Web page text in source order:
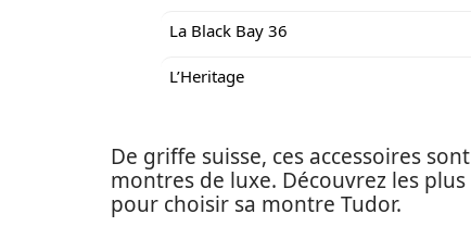
La Black Bay 36
L’Heritage
De griffe suisse, ces accessoires
montres de luxe. Découvrez les
pour choisir sa montre Tudor.